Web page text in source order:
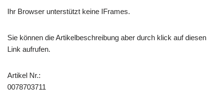
Ihr Browser unterstützt keine IFrames.
Sie können die Artikelbeschreibung aber durch klick auf diesen
Link aufrufen.
Artikel Nr.:
0078703711